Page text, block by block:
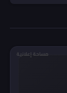
مساحة إعلانية